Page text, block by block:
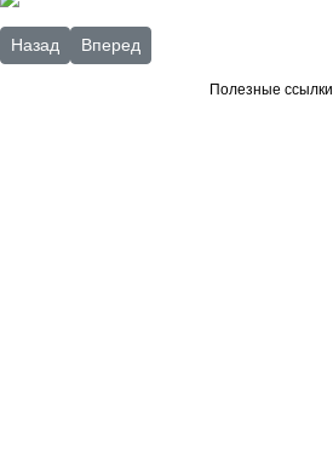
Предыдущий: Февраль 2020
Назад Следующий: Декабрь 2019
Вперед
Полезные ссылки